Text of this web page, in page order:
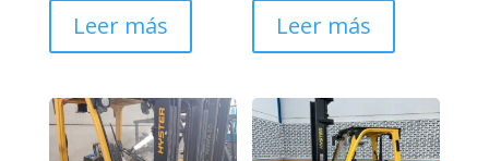
Leer más Leer más